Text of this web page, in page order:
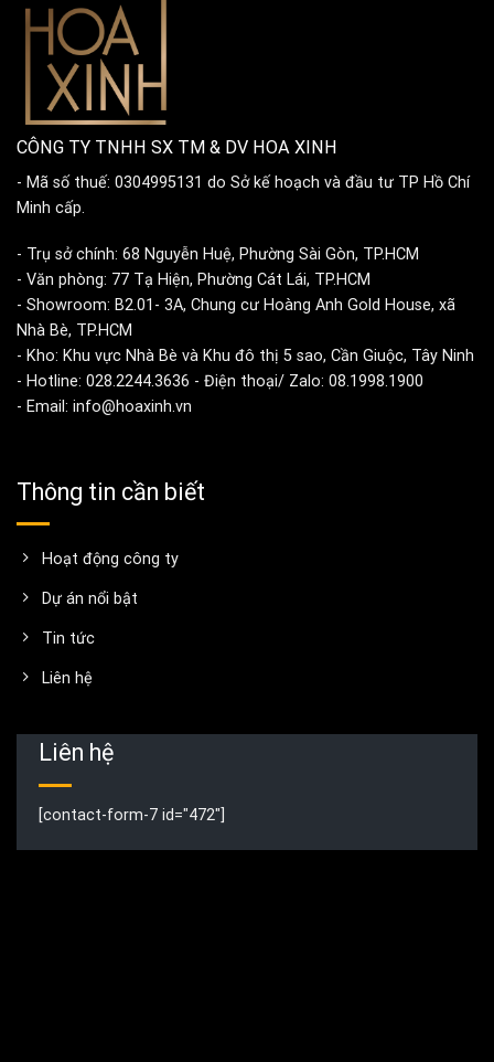
CÔNG TY TNHH SX TM & DV HOA XINH
- Mã số thuế: 0304995131 do Sở kế hoạch và đầu tư TP Hồ Chí
Minh cấp.
- Trụ sở chính: 68 Nguyễn Huệ, Phường Sài Gòn, TP.HCM
- Văn phòng: 77 Tạ Hiện, Phường Cát Lái, TP.HCM
- Showroom: B2.01- 3A, Chung cư Hoàng Anh Gold House, xã
Nhà Bè, TP.HCM
- Kho: Khu vực Nhà Bè và Khu đô thị 5 sao, Cần Giuộc, Tây Ninh
- Hotline: 028.2244.3636 - Điện thoại/ Zalo: 08.1998.1900
- Email: info@hoaxinh.vn
Thông tin cần biết
Hoạt động công ty
Dự án nổi bật
Tin tức
Liên hệ
Liên hệ
[contact-form-7 id="472"]